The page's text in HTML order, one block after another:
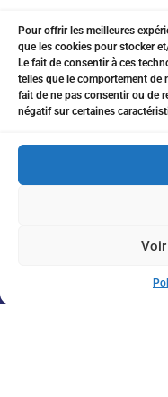
Pour offrir les meilleures
que les cookies pour stocker
Le fait de consentir à ces
telles que le comportement de
fait de ne pas consentir ou de
négatif sur certaines
07 75 76 20 97
17 av Shakespeare